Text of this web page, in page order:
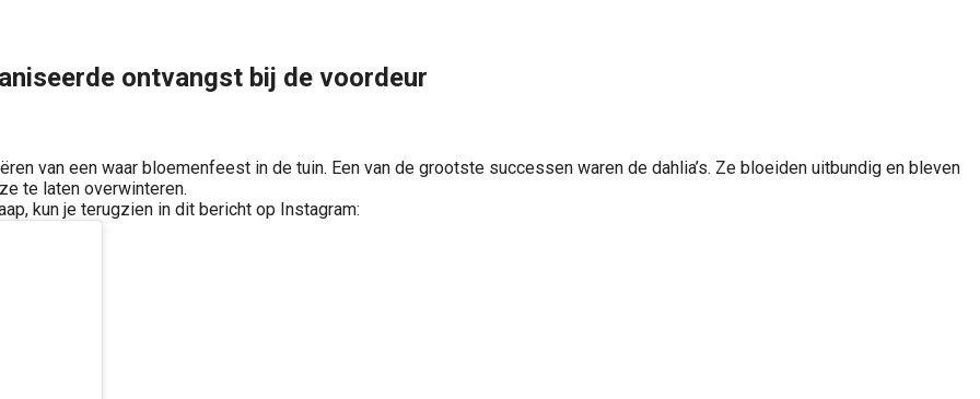
ontvangst bij de voordeur
van een waar bloemenfeest in de tuin. Een van de grootste successen waren de dahlia’s. Ze bloeiden uitbundig en bleven
te laten overwinteren.
kun je terugzien in dit bericht op Instagram: